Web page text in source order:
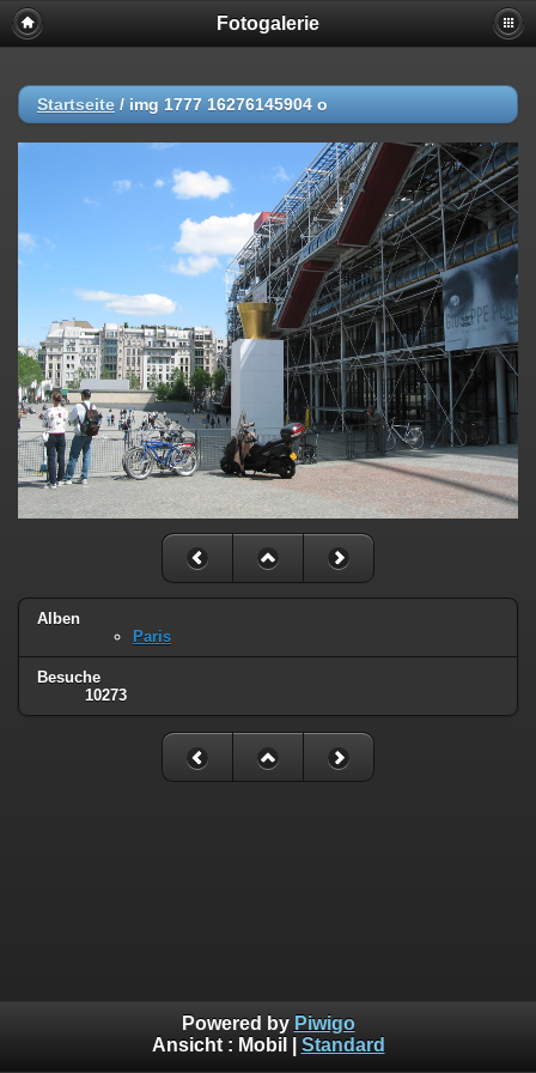
Fotogalerie
Startseite / img 1777 16276145904 o
Alben
Paris
Besuche
10273
Powered by Piwigo
Ansicht : Mobil Standard